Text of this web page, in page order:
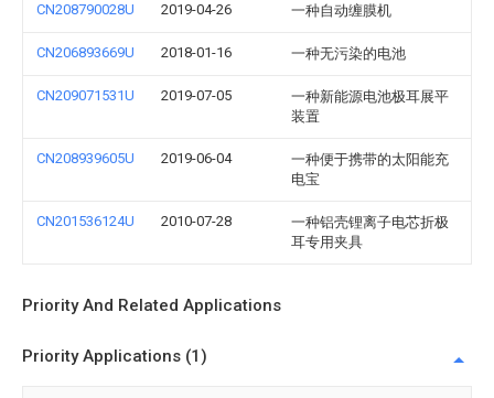
CN208790028U 2019-04-26 一种自动缠膜机
CN206893669U 2018-01-16 一种无污染的电池
CN209071531U 2019-07-05
一种新能源电池极耳展平
装置
CN208939605U 2019-06-04
一种便于携带的太阳能充
电宝
CN201536124U 2010-07-28
一种铝壳锂离子电芯折极
耳专用夹具
Priority And Related Applications
Priority Applications (1)